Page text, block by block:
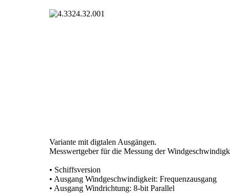
Variante mit digtalen Ausgängen.
Messwertgeber für die Messung der
• Schiffsversion
• Ausgang Windgeschwindigkeit: Frequenzausgang
• Ausgang Windrichtung: 8-bit Parallel